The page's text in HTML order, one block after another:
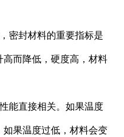
密封材料的重要指标是
而降低，硬度高，材料
能直接相关。如果温度
果温度过低，材料会变